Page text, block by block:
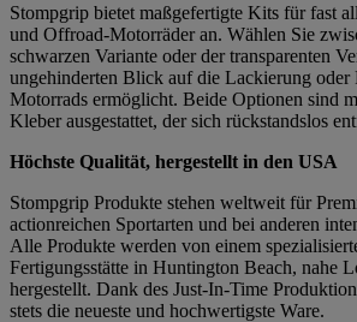
Stompgrip bietet maßgefertigte Kits für fast
und Offroad-Motorräder an. Wählen Sie
schwarzen Variante oder der transparenten
ungehinderten Blick auf die Lackierung oder
Motorrads ermöglicht. Beide Optionen sind
Kleber ausgestattet, der sich rückstandslos
Höchste Qualität, hergestellt in den USA
Stompgrip Produkte stehen weltweit für
actionreichen Sportarten und bei anderen
Alle Produkte werden von einem
Fertigungsstätte in Huntington Beach, nahe
hergestellt. Dank des Just-In-Time
stets die neueste und hochwertigste Ware.